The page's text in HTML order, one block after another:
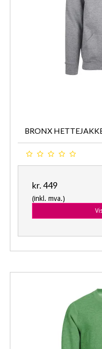
BRONX
kr. 449
(inkl. mva.)